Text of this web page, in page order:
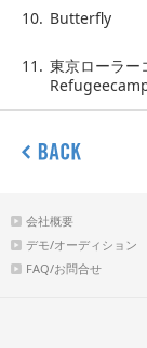
10. Butterfly
11. 東京ローラー
会社概要
デモ/オーディション
FAQ/お問合せ